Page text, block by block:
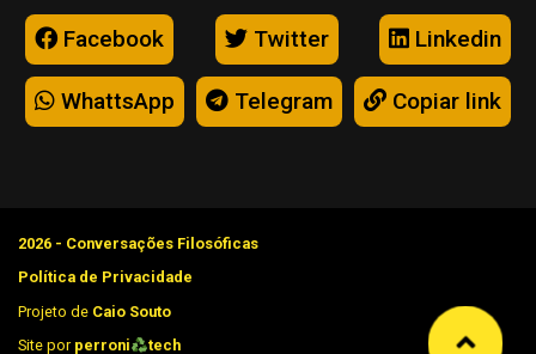
Facebook Twitter Linkedin
WhattsApp Telegram Copiar link
2026 - Conversações Filosóficas
Política de Privacidade
Projeto de Caio Souto
Site por perroni tech